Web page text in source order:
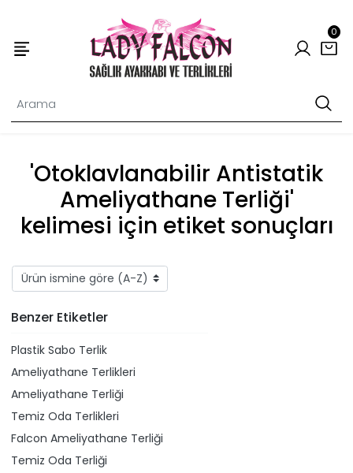
0
'Otoklavlanabilir Antistatik
Ameliyathane Terliği'
kelimesi için etiket sonuçları
Benzer Etiketler
Plastik Sabo Terlik
Ameliyathane Terlikleri
Ameliyathane Terliği
Temiz Oda Terlikleri
Falcon Ameliyathane Terliği
Temiz Oda Terliği